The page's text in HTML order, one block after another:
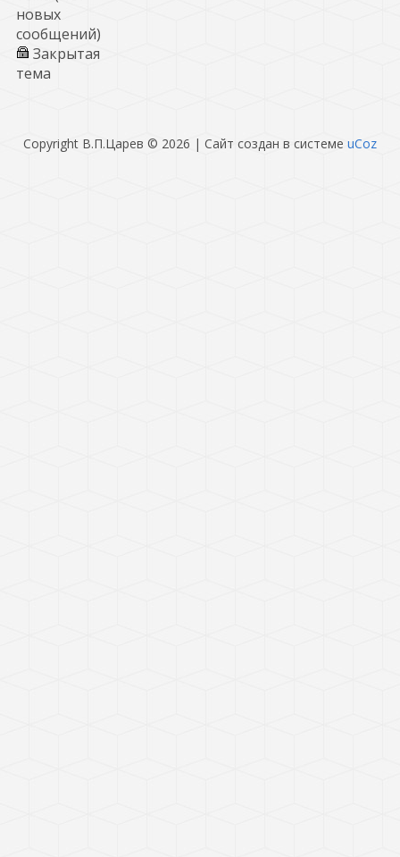
новых
сообщений)
Закрытая
тема
Copyright В.П.Царев © 2026 | Сайт создан в системе uCoz